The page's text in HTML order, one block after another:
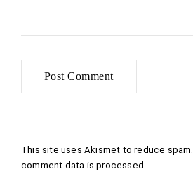
This site uses Akismet to reduce spam.
comment data is processed .